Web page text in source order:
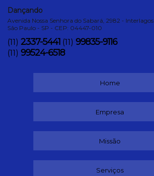
Dançando
Avenida Nossa Senhora do Sabará, 2982 - Interlagos
São Paulo - SP - CEP: 04447-010
(11) 2337-5441 (11) 99835-9116
(11) 99524-6518
Home
Empresa
Missão
Serviços